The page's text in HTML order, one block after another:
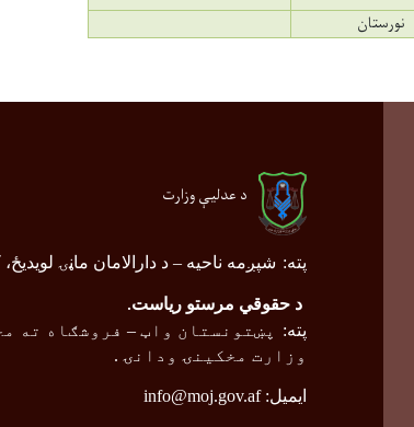
نورستان
د عدلیې وزارت
پته: شپږمه ناحیه – د دارالامان ماڼۍ
د حقوقي مرستو ریاست.
پته: پښتونستان واټ – فروشګاه ته
وزارت مخکینۍ ودانۍ .
ایمیل:info@moj.gov.af